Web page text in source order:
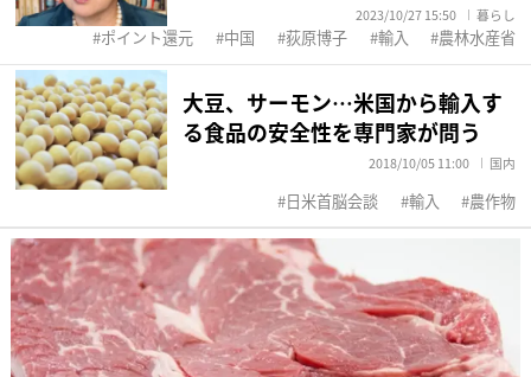
2023/10/27 15:50 暮らし
ポイント還元 中国 荻原博子 輸入 農林水産省
大豆、サーモン…米国から輸入す
る食品の安全性を専門家が問う
2018/10/05 11:00 国内
日米首脳会談 輸入 農作物